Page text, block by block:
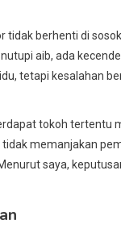
tidak berhenti di
aib, ada
tetapi kesalahan
tokoh tertentu
memanjakan
saya,